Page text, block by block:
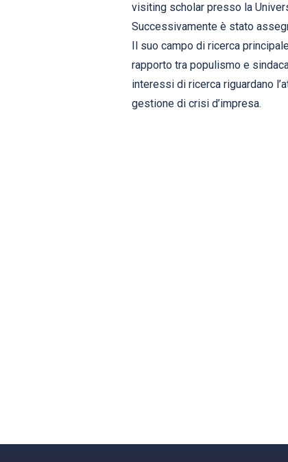
visiting scholar presso la
Successivamente è stato
Il suo campo di ricerca
rapporto tra populismo e
interessi di ricerca riguardano
gestione di crisi d’impresa.